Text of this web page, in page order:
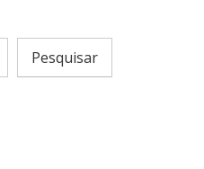
Pesquisar